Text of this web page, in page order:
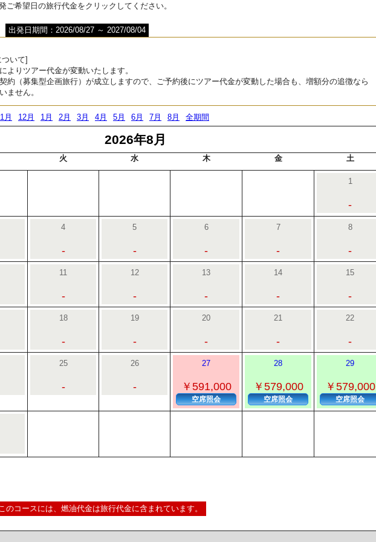
ご希望日の旅行代金をクリックしてください。
出発日期間：2026/08/27 ～ 2027/08/04
いて]
よりツアー代金が変動いたします。
約（募集型企画旅行）が成立しますので、ご予約後にツアー代金が変動した場合も、増額分の追徴なら
ません。
月 12月 1月 2月 3月 4月 5月 6月 7月 8月 全期間
2026年8月
火 水 木 金 土
1
-
4
-
5
-
6
-
7
-
8
-
11
-
12
-
13
-
14
-
15
-
18
-
19
-
20
-
21
-
22
-
25
-
26
-
27
￥591,000
空席照会
28
￥579,000
空席照会
29
￥579,000
空席照会
コースには、燃油代金は旅行代金に含まれています。